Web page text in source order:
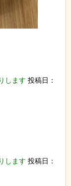
します 投稿日：
します 投稿日：